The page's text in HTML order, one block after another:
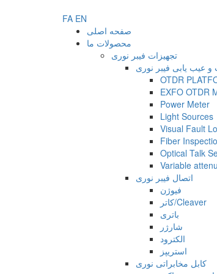
FA EN
صفحه اصلی
محصولات ما
تجهیزات فیبر نوری
عیب یابی فیبر نوری
OTDR
EXFO OTDR
Power Meter
Light Sources
Visual Fault
Fiber
Optical Talk
Variable
اتصال فیبر نوری
فیوژن
کاتر/Cleaver
باتری
شارژر
الکترود
استریپز
کابل مخابراتی نوری